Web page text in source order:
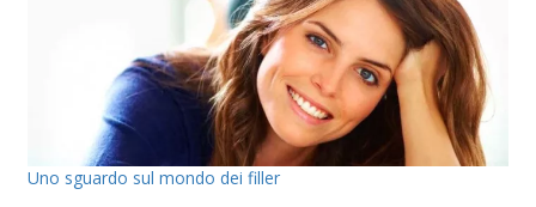
Uno sguardo sul mondo dei filler